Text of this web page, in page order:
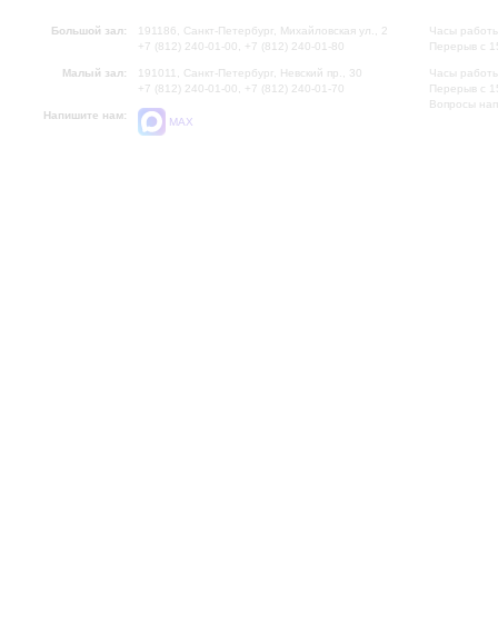
Большой зал:
191186, Санкт-Петербург, Михайловская ул., 2
+7 (812) 240-01-00, +7 (812) 240-01-80
Малый зал:
191011, Санкт-Петербург, Невский пр., 30
+7 (812) 240-01-00, +7 (812) 240-01-70
Напишите нам:
MAX
Часы
Перерыв с
Часы
Перерыв с
Вопросы